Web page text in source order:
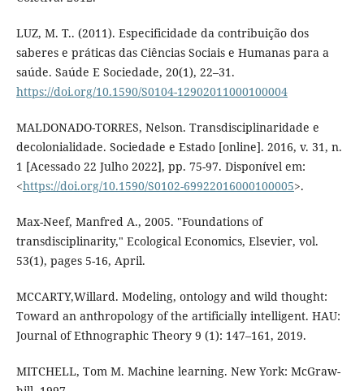
LUZ, M. T.. (2011). Especificidade da contribuição dos
saberes e práticas das Ciências Sociais e Humanas para a
saúde. Saúde E Sociedade, 20(1), 22–31.
https://doi.org/10.1590/S0104-12902011000100004
MALDONADO-TORRES, Nelson. Transdisciplinaridade e
decolonialidade. Sociedade e Estado [online]. 2016, v. 31, n.
1 [Acessado 22 Julho 2022], pp. 75-97. Disponível em:
<https://doi.org/10.1590/S0102-69922016000100005>.
Max-Neef, Manfred A., 2005. "Foundations of
transdisciplinarity," Ecological Economics, Elsevier, vol.
53(1), pages 5-16, April.
MCCARTY,Willard. Modeling, ontology and wild thought:
Toward an anthropology of the artificially intelligent. HAU:
Journal of Ethnographic Theory 9 (1): 147–161, 2019.
MITCHELL, Tom M. Machine learning. New York: McGraw-